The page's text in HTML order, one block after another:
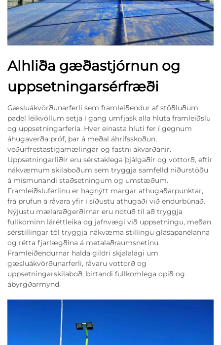
Alhliða gæðastjórnun og
uppsetningarsérfræði
Gæsluákvörðunarferli sem framleiðendur af stöðluðum
padel leikvöllum setja í gang umfjask alla hluta framleiðslu
og uppsetningarferla. Hver einasta hluti fer í gegnum
áhugaverða próf, þar á meðal áhrifsskoðun,
veðurfrestastígamælingar og fastni ákvarðanir.
Uppsetningarliðir eru sérstaklega þjálgaðir og vottorð, eftir
nákvæmum skilaboðum sem tryggja samfelld niðurstöðu
á mismunandi staðsetningum og umstæðum.
Framleiðsluferlinu er hagnýtt margar athugaðarpunktar,
frá prufun á råvara yfir í síðustu athugaði við endurbúnað.
Nýjustu mælaraðgerðirnar eru notuð til að tryggja
fullkominn láréttleika og jafnvægi við uppsetningu, meðan
sérstillingar tól tryggja nákvæma stillingu glasapanélanna
og rétta fjarlægðina á metalaðraumsnetinu.
Framleiðendurnar halda gildri skjalalagi um
gæsluákvörðunarferli, råvaru vottorð og
uppsetningarskilaboð, birtandi fullkomlega opið og
ábyrgðarmynd.